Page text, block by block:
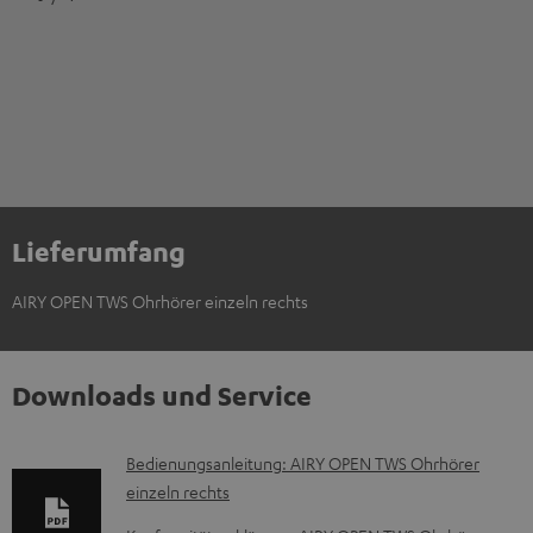
Lieferumfang
AIRY OPEN TWS Ohrhörer einzeln rechts
Downloads und Service
D
o
Bedienungsanleitung: AIRY OPEN TWS Ohrhörer
einzeln rechts